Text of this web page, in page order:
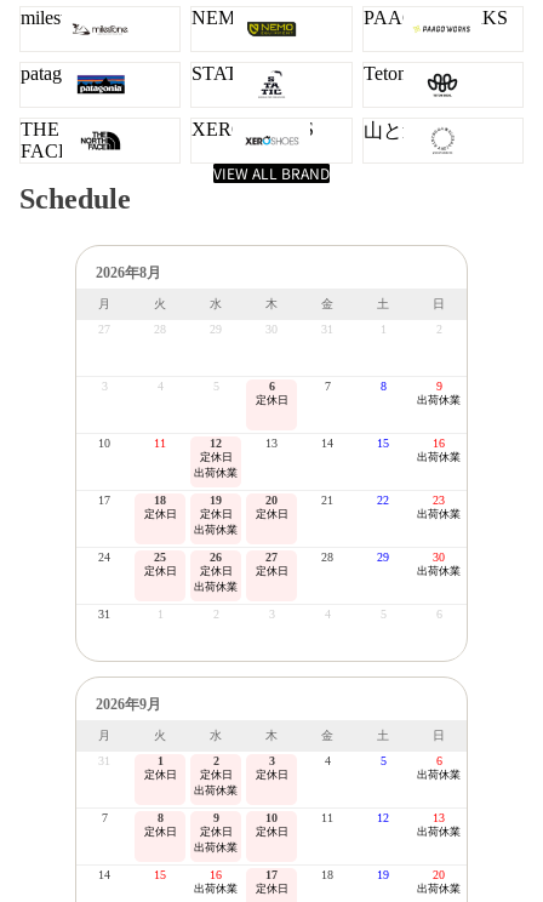
milestone NEMO PAAGO WORKS
patagonia STATIC Teton Bros.
THE NORTH
FACE
XERO SHOES 山と道
VIEW ALL BRAND
Schedule
2026年8月
月 火 水 木 金 土
日
27
28 29 30 31 1 2
3 4 5 6
定休日
7 8 9
出荷休業
10 11 12
定休日
出荷休業
13 14 15 16
出荷休業
17 18
定休日
19
定休日
出荷休業
20
定休日
21 22 23
出荷休業
24 25
定休日
26
定休日
出荷休業
27
定休日
28 29 30
出荷休業
31 1 2 3 4 5 6
2026年9月
月 火 水 木 金 土
日
31
1
定休日
2
定休日
出荷休業
3
定休日
4 5 6
出荷休業
7 8
定休日
9
定休日
出荷休業
10
定休日
11 12 13
出荷休業
14 15 16
出荷休業
17
定休日
18 19 20
出荷休業